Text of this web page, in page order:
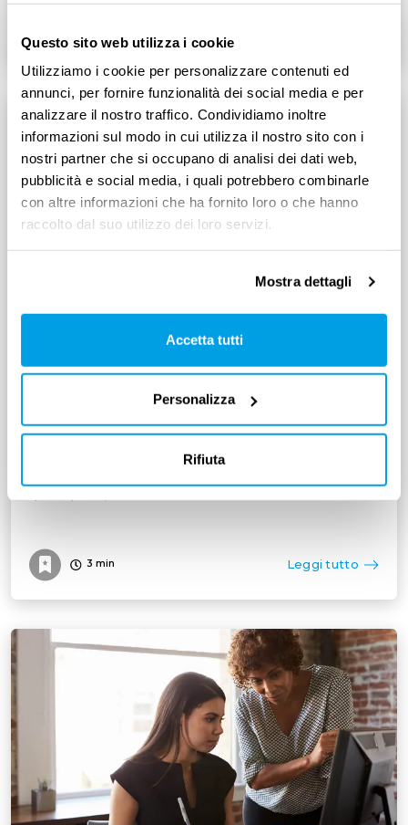
Questo sito web utilizza i cookie
Utilizziamo i cookie per personalizzare contenuti ed
annunci, per fornire funzionalità dei social media e per
analizzare il nostro traffico. Condividiamo inoltre
informazioni sul modo in cui utilizza il nostro sito con i
nostri partner che si occupano di analisi dei dati web,
pubblicità e social media, i quali potrebbero combinarle
con altre informazioni che ha fornito loro o che hanno
raccolto dal suo utilizzo dei loro servizi.
Mostra dettagli
Accetta tutti
Personalizza
Rifiuta
DIRITTI E DOVERI DEI LAVORATORI
Sindacato: tutto quello che c’è da
Le organizzazioni sindacali tutelano i diritti dei
3 min Leggi tutto